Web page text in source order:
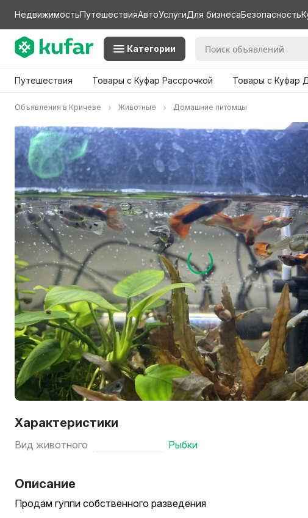
НедвижимостьПутешествияАвтоУслугиДля бизнесаБезопасность
Категории
Путешествия Товары с Куфар Рассрочкой Товары с Куфар
Объявления в Кричеве Животные Домашние питомцы
Характеристики
Вид животного Рыбки
Описание
Продам гуппи собственного разведения